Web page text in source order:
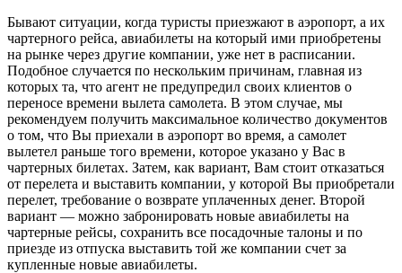
Бывают ситуации, когда туристы приезжают в аэропорт, а их
чартерного рейса, авиабилеты на который ими приобретены
на рынке через другие компании, уже нет в расписании.
Подобное случается по нескольким причинам, главная из
которых та, что агент не предупредил своих клиентов о
переносе времени вылета самолета. В этом случае, мы
рекомендуем получить максимальное количество документов
о том, что Вы приехали в аэропорт во время, а самолет
вылетел раньше того времени, которое указано у Вас в
чартерных билетах. Затем, как вариант, Вам стоит отказаться
от перелета и выставить компании, у которой Вы приобретали
перелет, требование о возврате уплаченных денег. Второй
вариант — можно забронировать новые авиабилеты на
чартерные рейсы, сохранить все посадочные талоны и по
приезде из отпуска выставить той же компании счет за
купленные новые авиабилеты.